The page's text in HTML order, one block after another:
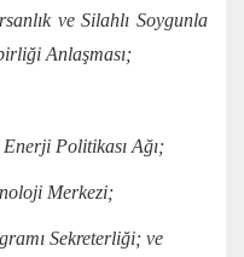
ve Silahlı Soygunla
Anlaşması;
Politikası Ağı;
Merkezi;
Sekreterliği; ve